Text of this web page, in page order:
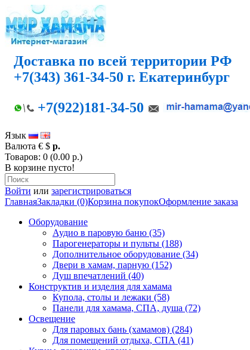
Доставка по всей территории РФ
+7(343) 361-34-50 г. Екатеринбург
+7(922)181-34-50
Язык
Валюта € $ р.
Товаров: 0 (0.00 р.)
В корзине пусто!
Войти или зарегистрироваться
ГлавнаяЗакладки (0)Корзина покупокОформление заказа
Оборудование
Аудио в паровую баню (35)
Парогенераторы и пульты (188)
Дополнительное оборудование (34)
Двери в хамам, парную (152)
Душ впечатлений (40)
Конструктив и изделия для хамама
Купола, столы и лежаки (58)
Панели для хамама, СПА, душа (72)
Освещение
Для паровых бань (хамамов) (284)
Для помещений отдыха, СПА (41)